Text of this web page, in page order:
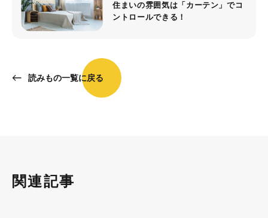
読みもの一覧に戻る
住まいの雰囲気は「カーテン」でコ
ントロールできる！
関連記事